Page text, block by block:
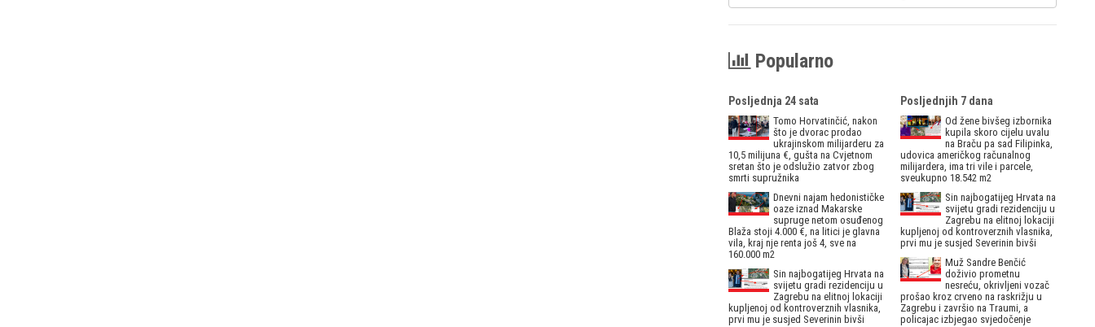
Popularno
Posljednja 24 sata
Tomo Horvatinčić, nakon
što je dvorac prodao
ukrajinskom milijarderu za
10,5 milijuna €, gušta na Cvjetnom
sretan što je odslužio zatvor zbog
smrti supružnika
Dnevni najam hedonističke
oaze iznad Makarske
supruge netom osuđenog
Blaža stoji 4.000 €, na litici je glavna
vila, kraj nje renta još 4, sve na
160.000 m2
Sin najbogatijeg Hrvata na
svijetu gradi rezidenciju u
Zagrebu na elitnoj lokaciji
kupljenoj od kontroverznih vlasnika,
prvi mu je susjed Severinin bivši
Posljednjih 7 dana
Od žene bivšeg izbornika
kupila skoro cijelu uvalu
na Braču pa sad Filipinka,
udovica američkog računalnog
milijardera, ima tri vile i parcele,
sveukupno 18.542 m2
Sin najbogatijeg Hrvata na
svijetu gradi rezidenciju u
Zagrebu na elitnoj lokaciji
kupljenoj od kontroverznih vlasnika,
prvi mu je susjed Severinin bivši
Muž Sandre Benčić
doživio prometnu
nesreću, okrivljeni vozač
prošao kroz crveno na raskrižju u
Zagrebu i završio na Traumi, a
policajac izbjegao svjedočenje